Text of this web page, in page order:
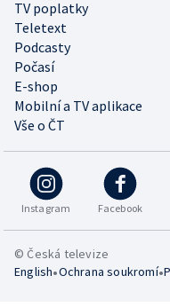
TV poplatky
Teletext
Podcasty
Počasí
E-shop
Mobilní a TV aplikace
Vše o ČT
Instagram Facebook
© Česká televize
English•Ochrana soukromí•